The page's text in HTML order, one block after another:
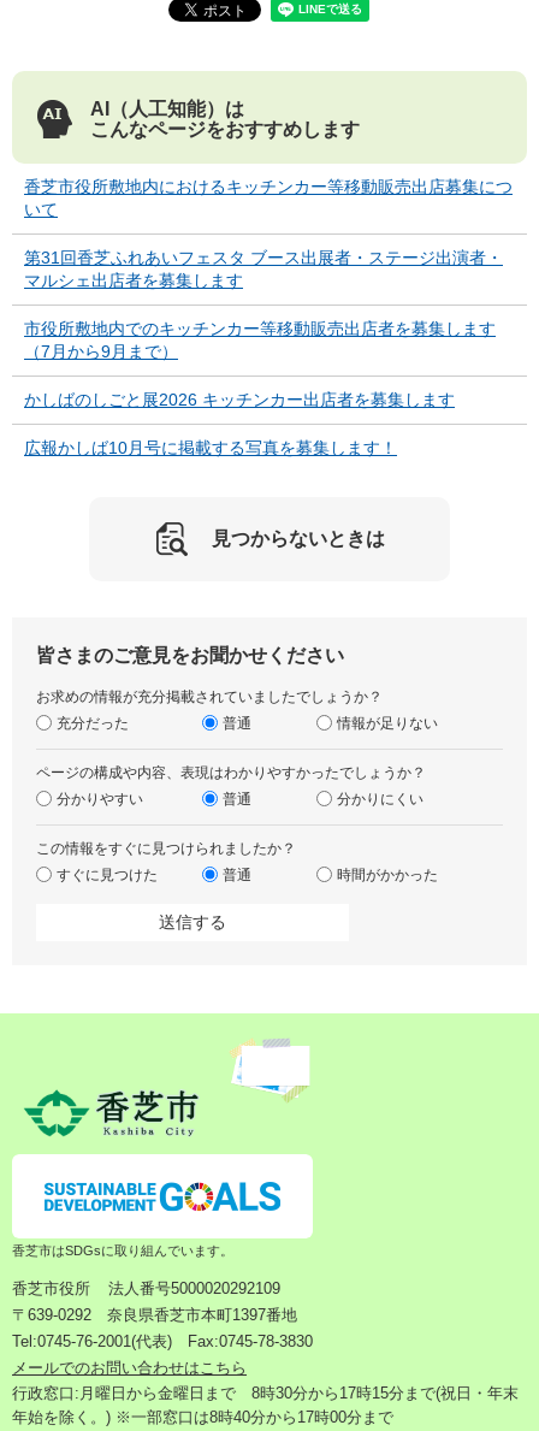
AI（人工知能）は
こんなページをおすすめします
香芝市役所敷地内におけるキッチンカー等移動販売出店募集につ
いて
第31回香芝ふれあいフェスタ ブース出展者・ステージ出演者・
マルシェ出店者を募集します
市役所敷地内でのキッチンカー等移動販売出店者を募集します
（7月から9月まで）
かしばのしごと展2026 キッチンカー出店者を募集します
広報かしば10月号に掲載する写真を募集します！
見つからないときは
皆さまのご意見をお聞かせください
お求めの情報が充分掲載されていましたでしょうか？
充分だった
普通 情報が足りない
ページの構成や内容、表現はわかりやすかったでしょうか？
分かりやすい
普通 分かりにくい
この情報をすぐに見つけられましたか？
すぐに見つけた
普通 時間がかかった
香芝市はSDGsに取り組んでいます。
香芝市役所
法人番号5000020292109
〒639-0292 奈良県香芝市本町1397番地
Tel:0745-76-2001(代表) Fax:0745-78-3830
メールでのお問い合わせはこちら
行政窓口:月曜日から金曜日まで 8時30分から17時15分まで(祝日・年末
年始を除く。) ※一部窓口は8時40分から17時00分まで